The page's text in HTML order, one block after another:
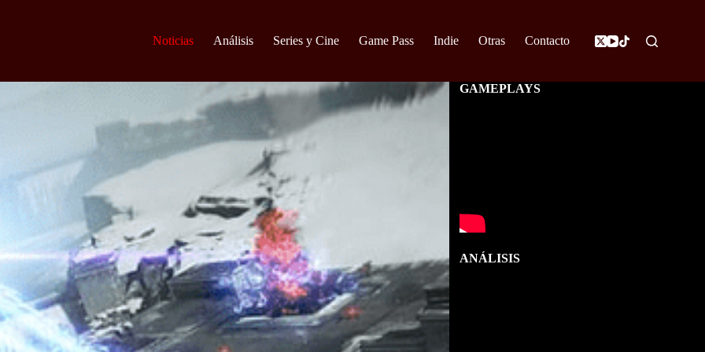
Noticias Análisis Series y Cine Game Pass Indie Otras Contacto
GAMEPLAYS
ANÁLISIS